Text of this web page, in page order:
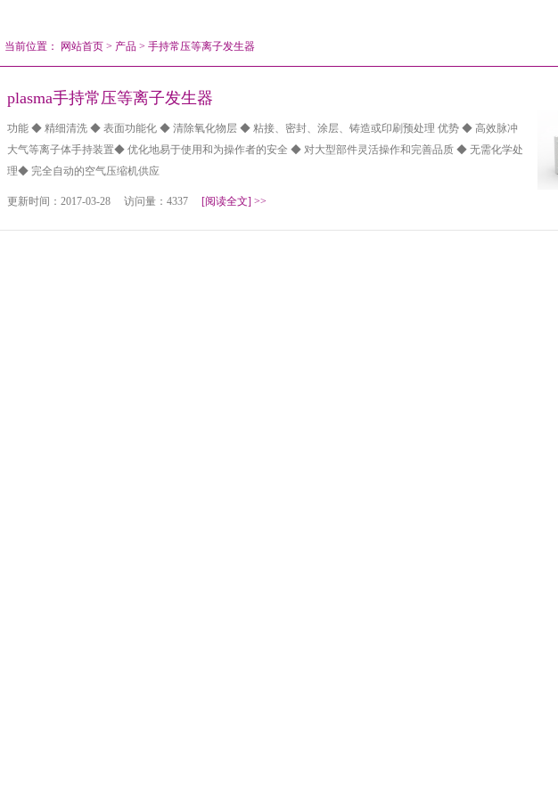
当前位置： 网站首页 > 产品 > 手持常压等离子发生器
plasma手持常压等离子发生器
功能 ◆ 精细清洗 ◆ 表面功能化 ◆ 清除氧化物层 ◆ 粘接、密封、涂层、铸造或印刷预处理 优势 ◆ 高效脉冲
大气等离子体手持装置◆ 优化地易于使用和为操作者的安全 ◆ 对大型部件灵活操作和完善品质 ◆ 无需化学处
理◆ 完全自动的空气压缩机供应
更新时间：2017-03-28 访问量：4337 [阅读全文] >>